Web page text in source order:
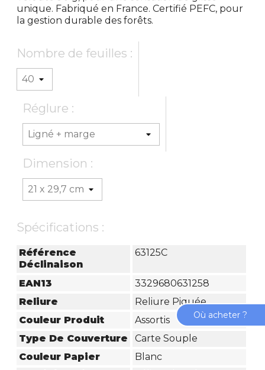
unique. Fabriqué en France. Certifié PEFC, pour
la gestion durable des forêts.
Nombre de feuilles :
Réglure :
Dimension :
Spécifications :
Référence
Déclinaison
63125C
EAN13
3329680631258
Reliure
Reliure Piquée
Couleur Produit
Assortis
Type De Couverture
Carte Souple
Couleur Papier
Blanc
Où acheter ?